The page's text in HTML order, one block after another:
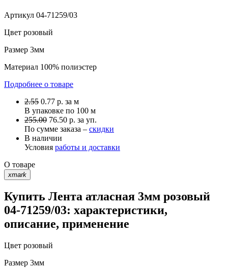
Артикул 04-71259/03
Цвет розовый
Размер 3мм
Материал 100% полиэстер
Подробнее о товаре
2.55 0.77 р. за м
В упаковке по 100 м
255.00 76.50 р. за уп.
По сумме заказа – скидки
В наличии
Условия работы и доставки
О товаре
xmark
Купить Лента атласная 3мм розовый
04-71259/03: характеристики,
описание, применение
Цвет розовый
Размер 3мм